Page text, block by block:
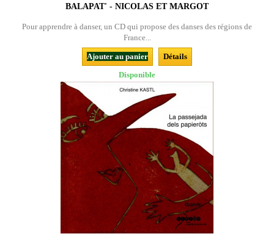
BALAPAT' - NICOLAS ET MARGOT
Pour apprendre à danser, un CD qui propose des danses des régions de
France...
Ajouter au panier
Détails
Disponible